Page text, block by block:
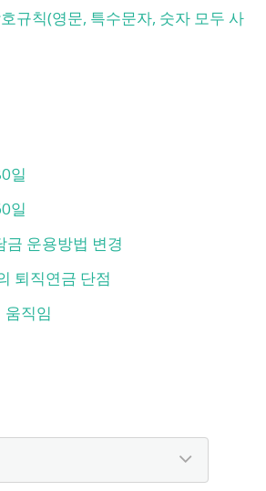
규칙(영문, 특수문자, 숫자 모두 사
일
일
금 운용방법 변경
퇴직연금 단점
직임